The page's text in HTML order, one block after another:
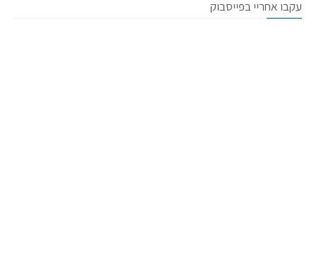
עקבו אחריי בפייסבוק